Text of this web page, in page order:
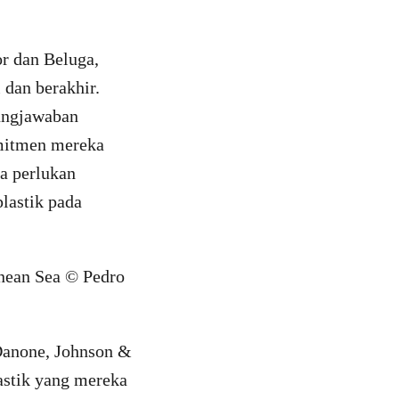
dan Beluga,
berakhir.
mereka
perlukan
pada
Johnson &
yang mereka